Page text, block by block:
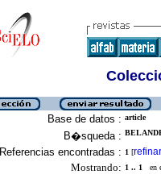
Base de datos : article
B�squeda :
Referencias encontradas : 1 [refinar
Mostrando: 1 .. 1 en